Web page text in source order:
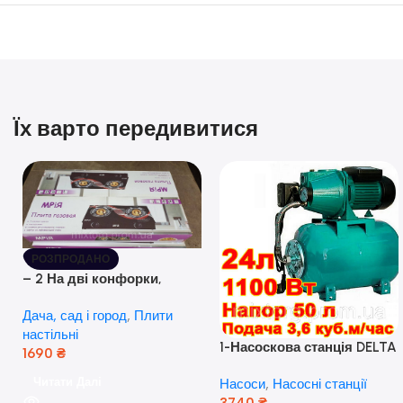
Їх варто передивитися
РОЗПРОДАНО
– 2 На дві конфорки,
розпалюванням.
Дача, сад і город, Плити
настільні
1690 ₴
1-Насоскова станція DELTA
кВт) ( Польща)
Насоси, Насосні станції